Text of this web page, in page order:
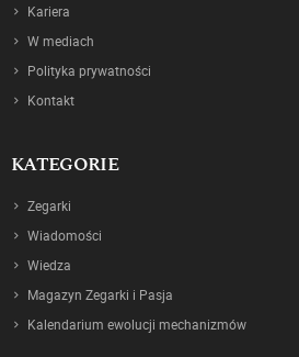
Kariera
W mediach
Polityka prywatności
Kontakt
KATEGORIE
Zegarki
Wiadomości
Wiedza
Magazyn Zegarki i Pasja
Kalendarium ewolucji mechanizmów